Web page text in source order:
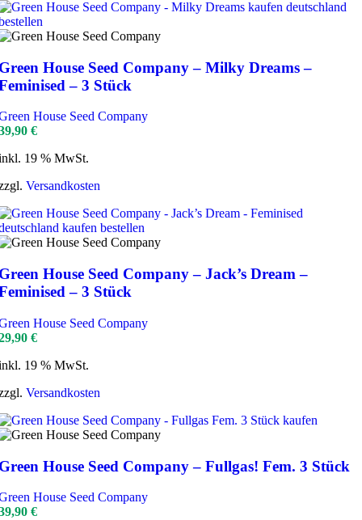
House Seed Company – Milky Dreams –
– 3 Stück
House Seed Company
€
19 % MwSt.
Versandkosten
House Seed Company – Jack’s Dream –
– 3 Stück
House Seed Company
€
19 % MwSt.
Versandkosten
House Seed Company – Fullgas! Fem. 3 Stück
House Seed Company
€